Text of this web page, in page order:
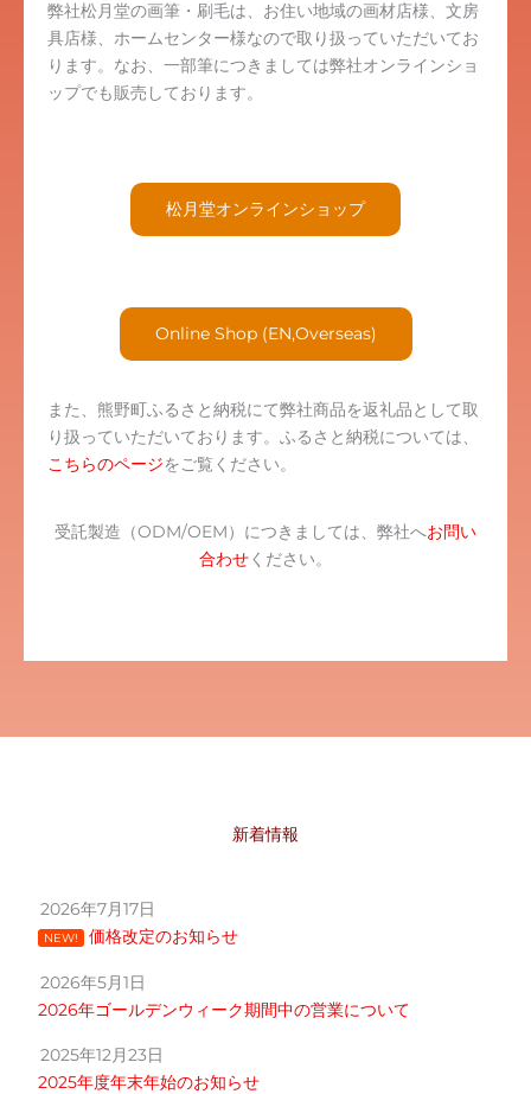
弊社松月堂の画筆・刷毛は、お住い地域の画材店様、文房
具店様、ホームセンター様なので取り扱っていただいてお
ります。なお、一部筆につきましては弊社オンラインショ
ップでも販売しております。
松月堂オンラインショップ
Online Shop (EN,Overseas)
また、熊野町ふるさと納税にて弊社商品を返礼品として取
り扱っていただいております。ふるさと納税については、
こちらのページをご覧ください。
受託製造（ODM/OEM）につきましては、弊社へお問い
合わせください。
新着情報
2026年7月17日
NEW! 価格改定のお知らせ
2026年5月1日
2026年ゴールデンウィーク期間中の営業について
2025年12月23日
2025年度年末年始のお知らせ